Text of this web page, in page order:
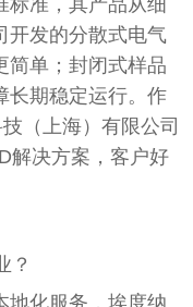
标准，其产品从细
开发的分散式电气
简单；封闭式样品
长期稳定运行。作
（上海）有限公司
解决方案，客户好
？
地化服务，埃度纳